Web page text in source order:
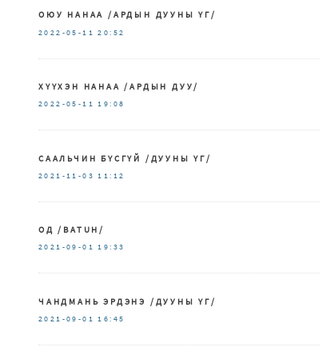
ОЮУ НАНАА /АРДЫН ДУУНЫ ҮГ/
2022-05-11 20:52
ХҮҮХЭН НАНАА /АРДЫН ДУУ/
2022-05-11 19:08
СААЛЬЧИН БҮСГҮЙ /ДУУНЫ ҮГ/
2021-11-03 11:12
ОД /BATUH/
2021-09-01 19:33
ЧАНДМАНЬ ЭРДЭНЭ /ДУУНЫ ҮГ/
2021-09-01 16:45